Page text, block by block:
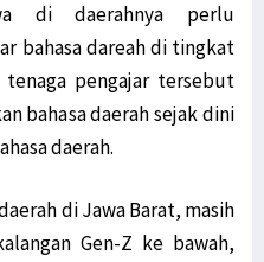
di daerahnya perlu
bahasa dareah di tingkat
tenaga pengajar tersebut
bahasa daerah sejak dini
daerah.
di Jawa Barat, masih
Gen-Z ke bawah,